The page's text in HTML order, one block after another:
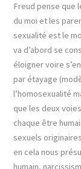
Freud pense que
du moi et les
sexualité est le
va d’abord se
éloigner voire
par étayage
l’homosexualité
que les deux
chaque être
sexuels
en cela nous
humain,